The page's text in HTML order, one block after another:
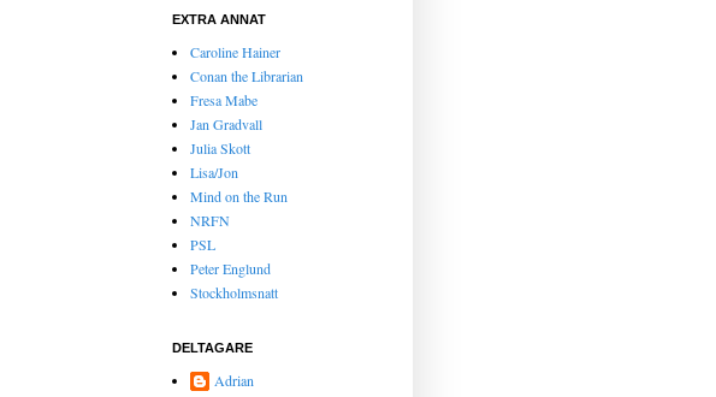
EXTRA ANNAT
Caroline Hainer
Conan the Librarian
Fresa Mabe
Jan Gradvall
Julia Skott
Lisa/Jon
Mind on the Run
NRFN
PSL
Peter Englund
Stockholmsnatt
DELTAGARE
Adrian